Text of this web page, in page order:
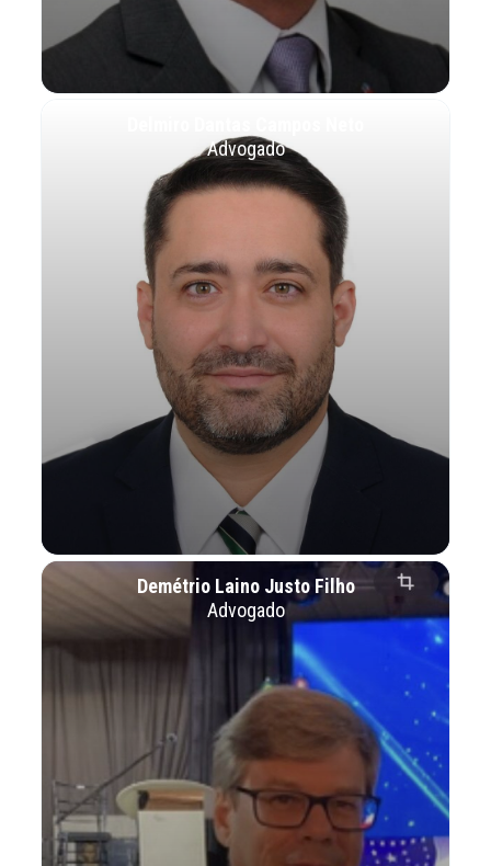
Advogado
Demétrio Laino Justo Filho
Advogado